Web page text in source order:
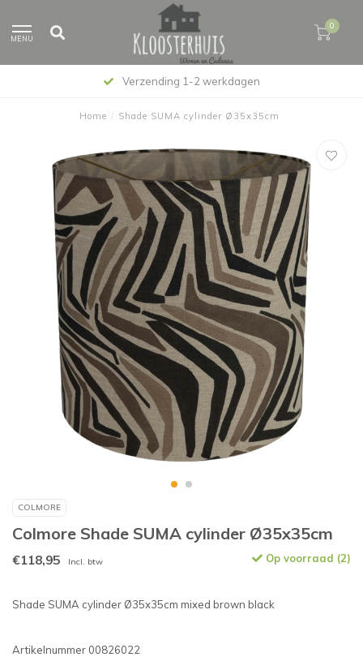
MENU
0
Verzending 1-2 werkdagen
Home / Shade SUMA cylinder Ø35x35cm
COLMORE
Colmore Shade SUMA cylinder Ø35x35cm
€118,95 Incl. btw Op voorraad (2)
Shade SUMA cylinder Ø35x35cm mixed brown black
Artikelnummer 00826022